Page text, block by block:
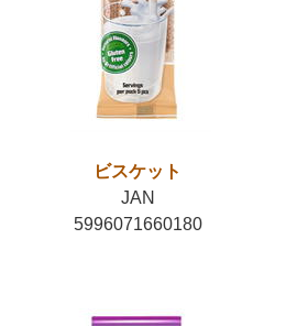
ビスケット
JAN
5996071660180